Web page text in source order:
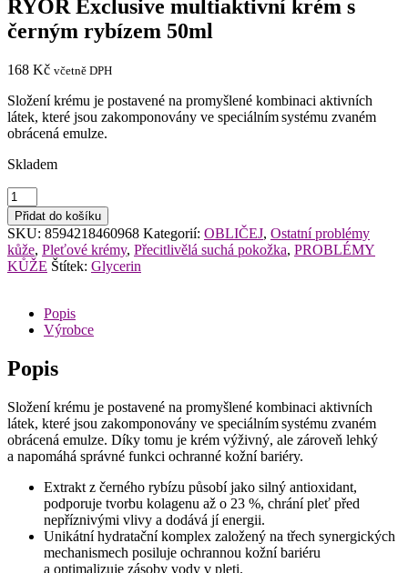
RYOR Exclusive multiaktivní krém s
černým rybízem 50ml
168 Kč včetně DPH
Složení krému je postavené na promyšlené kombinaci aktivních
látek, které jsou zakomponovány ve speciálním systému zvaném
obrácená emulze.
Skladem
RYOR
Exclusive
multiaktivní
krém
s
černým
50ml
množství
Přidat do košíku
SKU: 8594218460968 Kategorií: OBLIČEJ, Ostatní problémy
kůže, Pleťové krémy, Přecitlivělá suchá pokožka, PROBLÉMY
KŮŽE Štítek: Glycerin
Popis
Výrobce
Popis
Složení krému je postavené na promyšlené kombinaci aktivních
látek, které jsou zakomponovány ve speciálním systému zvaném
obrácená emulze. Díky tomu je krém výživný, ale zároveň lehký
a napomáhá správné funkci ochranné kožní bariéry.
Extrakt z černého rybízu působí jako silný antioxidant,
podporuje tvorbu kolagenu až o 23 %, chrání pleť před
nepříznivými vlivy a dodává jí energii.
Unikátní hydratační komplex založený na třech synergických
mechanismech posiluje ochrannou kožní bariéru
a optimalizuje zásoby vody v pleti.